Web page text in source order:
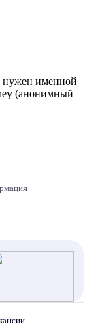
нужен именной
(анонимный